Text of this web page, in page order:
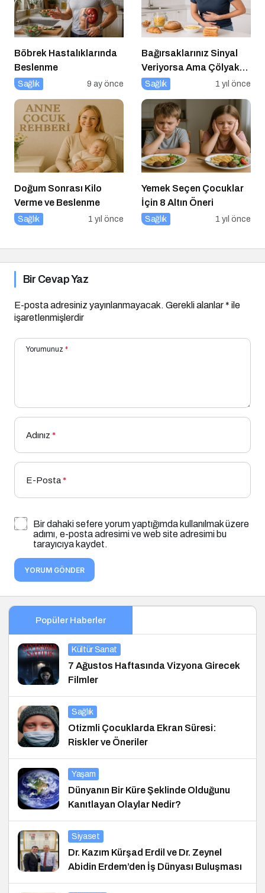
Böbrek Hastalıklarında
Beslenme
Sağlık 9 ay önce
Bağırsaklarınız Sinyal
Veriyorsa Ama Çölyak
Değilseniz
Sağlık 1 yıl önce
Doğum Sonrası Kilo
Verme ve Beslenme
Sağlık 1 yıl önce
Yemek Seçen Çocuklar
İçin 8 Altın Öneri
Sağlık 1 yıl önce
Bir Cevap Yaz
E-posta adresiniz yayınlanmayacak. Gerekli alanlar* ile
işaretlenmişlerdir
Yorumunuz *
Adınız *
E-Posta*
Bir dahaki sefere yorum yaptığımda kullanılmak üzere
adımı, e-posta adresimi ve web site adresimi bu
tarayıcıya kaydet.
YORUM GÖNDER
Popüler Haberler
Kültür Sanat
7 Ağustos Haftasında Vizyona Girecek
Filmler
Sağlık
Otizmli Çocuklarda Ekran Süresi:
Riskler ve Öneriler
Yaşam
Dünyanın Bir Küre Şeklinde Olduğunu
Kanıtlayan Olaylar Nedir?
Siyaset
Dr. Kazım Kürşad Erdil ve Dr. Zeynel
Abidin Erdem’den İş Dünyası Buluşması